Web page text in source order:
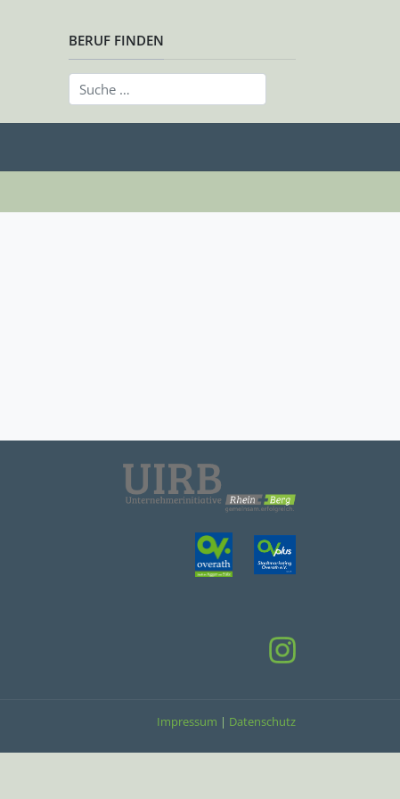
BERUF FINDEN
Impressum | Datenschutz